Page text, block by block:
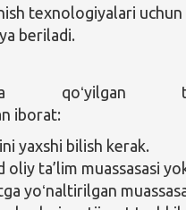
texnologiyalari uchun
beriladi.
qoʻyilgan
iborat:
yaxshi bilish kerak.
oliy ta’lim muassasasi
yoʻnaltirilgan